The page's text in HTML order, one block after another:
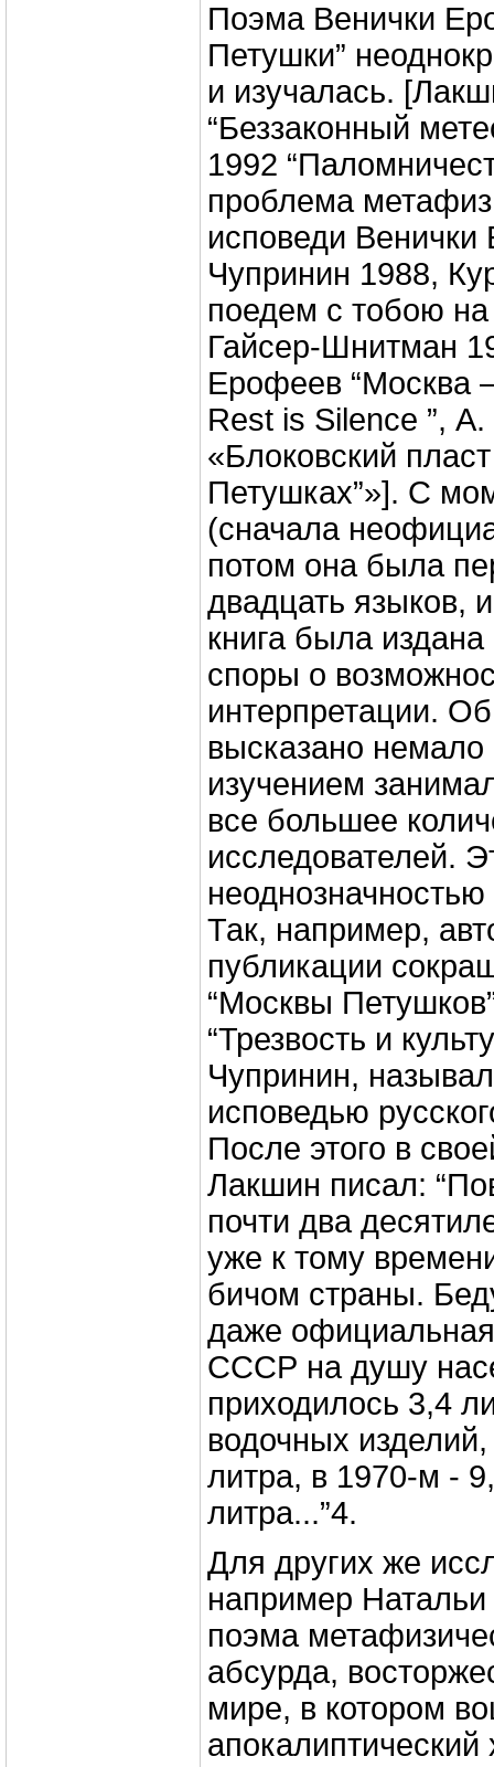
Поэма Венички
Петушки”
и изучалась.
“Беззаконный
1992
проблема
исповеди Венички
Чупринин 1988,
поедем с тобою
Гайсер-Шнитман
Ерофеев “Москва
Rest is Silence ”,
«Блоковский
Петушках”»]. С
(сначала
потом она была
двадцать языков,
книга была
споры о
интерпретации.
высказано
изучением
все большее
исследователей.
Так, например,
публикации
“Москвы
“Трезвость и
Чупринин,
исповедью
После этого в
Лакшин писал:
почти два
уже к тому
бичом страны.
даже официальная
СССР на душу
приходилось 3,4
водочных
литра, в 1970-м -
литра...”4.
Для других же
например
поэма
абсурда,
мире, в котором
апокалиптический